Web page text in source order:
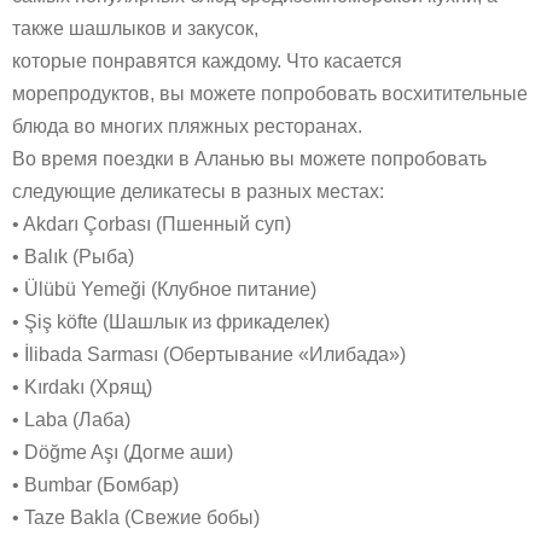
также шашлыков и закусок,
которые понравятся каждому. Что касается
морепродуктов, вы можете попробовать восхитительные
блюда во многих пляжных ресторанах.
Во время поездки в Аланью вы можете попробовать
следующие деликатесы в разных местах:
• Akdarı Çorbası (Пшенный суп)
• Balık (Рыба)
• Ülübü Yemeği (Клубное питание)
• Şiş köfte (Шашлык из фрикаделек)
• İlibada Sarması (Обертывание «Илибада»)
• Kırdakı (Хрящ)
• Laba (Лаба)
• Döğme Aşı (Догме аши)
• Bumbar (Бомбар)
• Taze Bakla (Свежие бобы)